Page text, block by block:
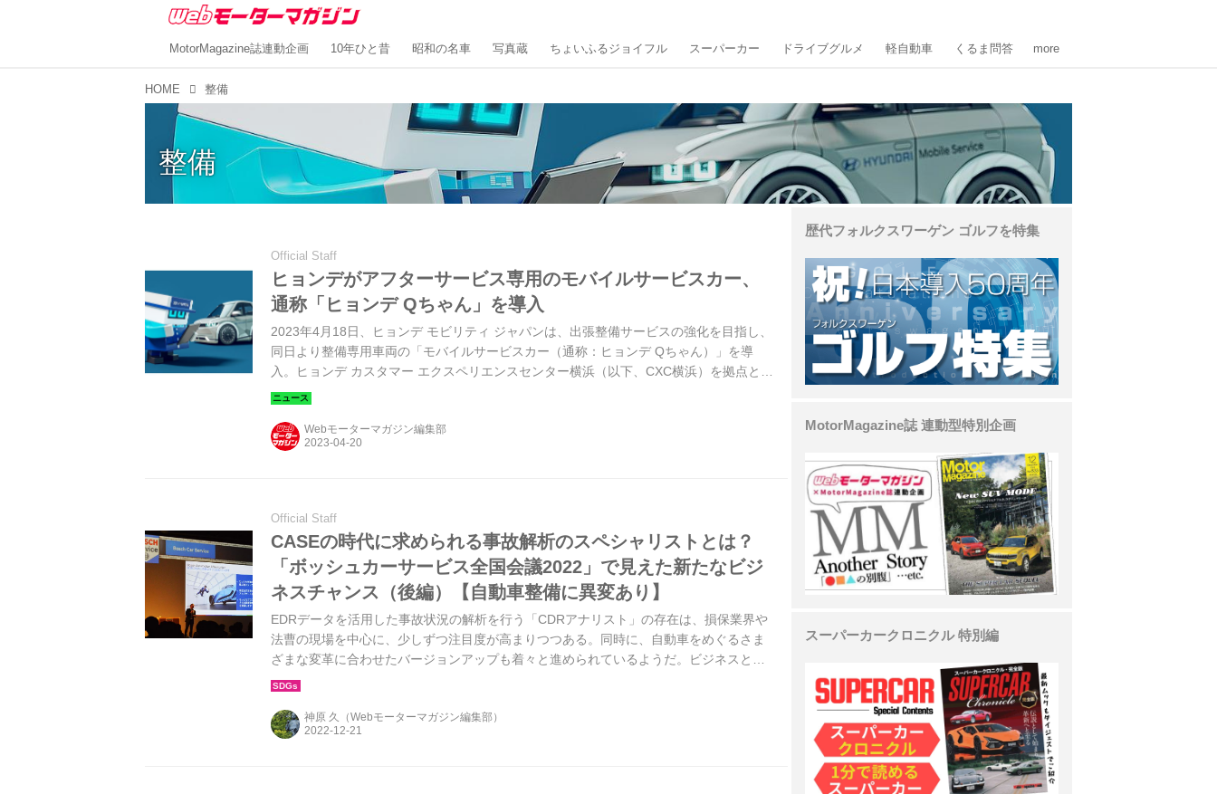
MotorMagazine誌連動企画 10年ひと昔 昭和の名車 写真蔵 ちょいふるジョイフル スーパーカー ドライブグルメ 軽自動車 くるま問答 more
HOME 整備
整備
Official Staff
ヒョンデがアフターサービス専用のモバイルサービスカー、
通称「ヒョンデ Qちゃん」を導入
2023年4月18日、ヒョンデ モビリティ ジャパンは、出張整備サービスの強化を目指し、
同日より整備専用車両の「モバイルサービスカー（通称：ヒョンデ Qちゃん）」を導
入。ヒョンデ カスタマー エクスペリエンスセンター横浜（以下、CXC横浜）を拠点とし
て、稼働を開始した。
Webモーターマガジン編集部
Official Staff
CASEの時代に求められる事故解析のスペシャリストとは？
「ボッシュカーサービス全国会議2022」で見えた新たなビジ
ネスチャンス（後編）【自動車整備に異変あり】
EDRデータを活用した事故状況の解析を行う「CDRアナリスト」の存在は、損保業界や
法曹の現場を中心に、少しずつ注目度が高まりつつある。同時に、自動車をめぐるさま
ざまな変革に合わせたバージョンアップも着々と進められているようだ。ビジネスとし
ての面白さはまさに「これから」と言えるかもしれない。
神原 久（Webモーターマガジン編集部）
歴代フォルクスワーゲン ゴルフを特集
MotorMagazine誌 連動型特別企画
スーパーカークロニクル 特別編